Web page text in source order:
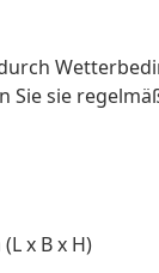
Sie sie
x B x H)